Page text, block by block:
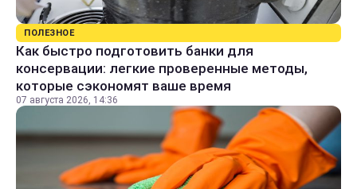
ПОЛЕЗНОЕ
Как быстро подготовить банки для
консервации: легкие проверенные методы,
которые сэкономят ваше время
07 августа 2026, 14:36